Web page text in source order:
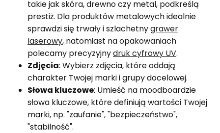
takie jak skóra, drewno czy metal, podkreślą
prestiż. Dla produktów metalowych idealnie
sprawdzi się trwały i szlachetnygrawer
laserowy, natomiast na opakowaniach
polecamy precyzyjnydruk cyfrowy UV.
Zdjęcia: Wybierz zdjęcia, które oddają
charakter Twojej marki i grupy docelowej.
Słowa kluczowe: Umieść na moodboardzie
słowa kluczowe, które definiują wartości Twojej
marki, np. "zaufanie", "bezpieczeństwo",
"stabilność".